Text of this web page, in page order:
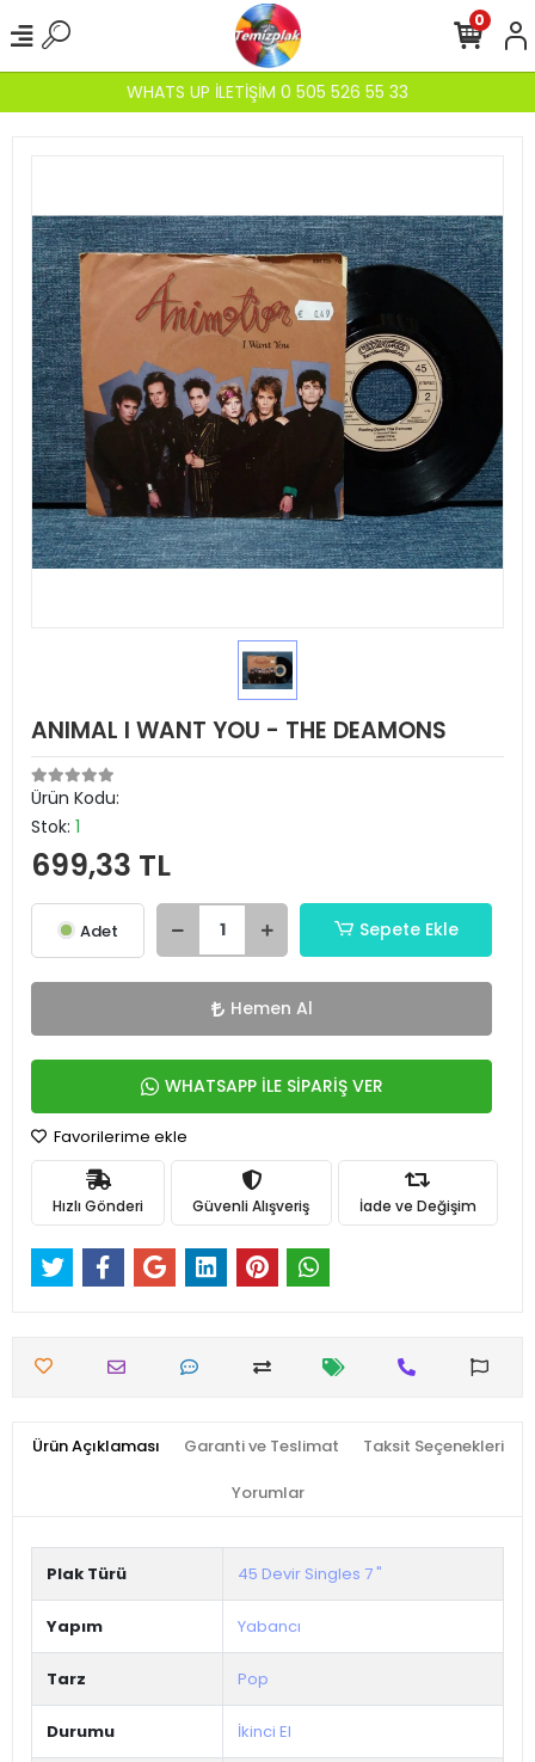
WHATS UP İLETİŞİM 0 505 526 55 33
0
ANIMAL I WANT YOU - THE DEAMONS
Ürün Kodu:
Stok: 1
699,33 TL
Adet Sepete Ekle
Hemen Al
WHATSAPP İLE SİPARİŞ VER
Favorilerime ekle
Hızlı Gönderi Güvenli Alışveriş İade ve Değişim
Ürün Açıklaması Garanti ve Teslimat Taksit Seçenekleri
Yorumlar
Plak Türü 45 Devir Singles 7 "
Yapım Yabancı
Tarz Pop
Durumu İkinci El